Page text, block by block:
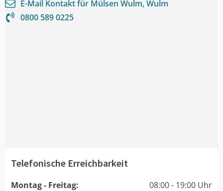
E-Mail Kontakt für Mülsen Wulm, Wulm
0800 589 0225
Telefonische Erreichbarkeit
Montag - Freitag:
08:00 - 19:00 Uhr